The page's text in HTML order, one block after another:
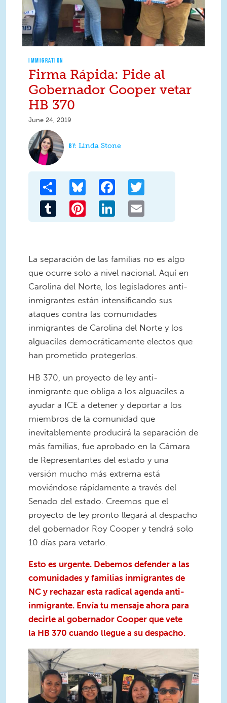
IMMIGRATION
Firma Rápida: Pide al
Gobernador Cooper vetar
HB 370
June 24, 2019
Linda Stone
Share Bluesky Facebook
Tumblr Pinterest LinkedIn
La separación de las familias no es algo
que ocurre solo a nivel nacional. Aquí en
Carolina del Norte, los legisladores anti-
inmigrantes están intensificando sus
ataques contra las comunidades
inmigrantes de Carolina del Norte y los
alguaciles democráticamente electos que
han prometido protegerlos.
HB 370, un proyecto de ley anti-
inmigrante que obliga a los alguaciles a
ayudar a ICE a detener y deportar a los
miembros de la comunidad que
inevitablemente producirá la separación de
más familias, fue aprobado en la Cámara
de Representantes del estado y una
versión mucho más extrema está
moviéndose rápidamente a través del
Senado del estado. Creemos que el
proyecto de ley pronto llegará al despacho
del gobernador Roy Cooper y tendrá solo
10 días para vetarlo.
Esto es urgente. Debemos defender a las
comunidades y familias inmigrantes de
NC y rechazar esta radical agenda anti-
inmigrante. Envía tu mensaje ahora para
decirle al gobernador Cooper que vete
la HB 370 cuando llegue a su despacho.